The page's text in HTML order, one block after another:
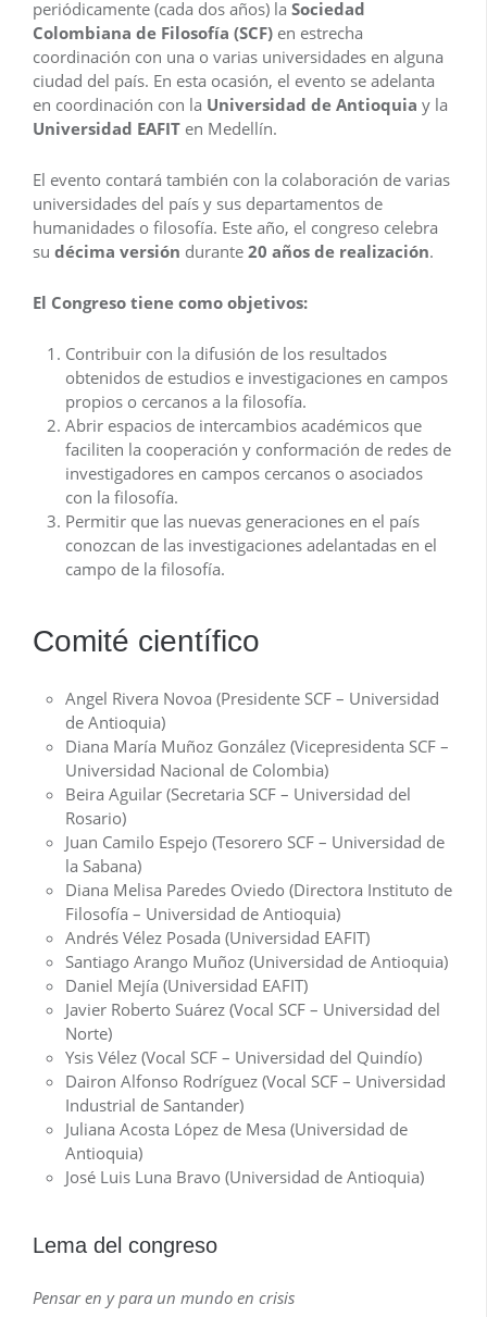
periódicamente (cada dos años) la Sociedad
Colombiana de Filosofía (SCF) en estrecha
coordinación con una o varias universidades en alguna
ciudad del país. En esta ocasión, el evento se adelanta
en coordinación con la Universidad de Antioquia y la
Universidad EAFIT en Medellín.
El evento contará también con la colaboración de varias
universidades del país y sus departamentos de
humanidades o filosofía. Este año, el congreso celebra
su décima versión durante 20 años de realización.
El Congreso tiene como objetivos:
Contribuir con la difusión de los resultados
obtenidos de estudios e investigaciones en campos
propios o cercanos a la filosofía.
Abrir espacios de intercambios académicos que
faciliten la cooperación y conformación de redes de
investigadores en campos cercanos o asociados
con la filosofía.
Permitir que las nuevas generaciones en el país
conozcan de las investigaciones adelantadas en el
campo de la filosofía.
Comité científico
Angel Rivera Novoa (Presidente SCF – Universidad
de Antioquia)
Diana María Muñoz González (Vicepresidenta SCF –
Universidad Nacional de Colombia)
Beira Aguilar (Secretaria SCF – Universidad del
Rosario)
Juan Camilo Espejo (Tesorero SCF – Universidad de
la Sabana)
Diana Melisa Paredes Oviedo (Directora Instituto de
Filosofía – Universidad de Antioquia)
Andrés Vélez Posada (Universidad EAFIT)
Santiago Arango Muñoz (Universidad de Antioquia)
Daniel Mejía (Universidad EAFIT)
Javier Roberto Suárez (Vocal SCF – Universidad del
Norte)
Ysis Vélez (Vocal SCF – Universidad del Quindío)
Dairon Alfonso Rodríguez (Vocal SCF – Universidad
Industrial de Santander)
Juliana Acosta López de Mesa (Universidad de
Antioquia)
José Luis Luna Bravo (Universidad de Antioquia)
Lema del congreso
Pensar en y para un mundo en crisis